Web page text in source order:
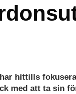
hittills
med att ta sin